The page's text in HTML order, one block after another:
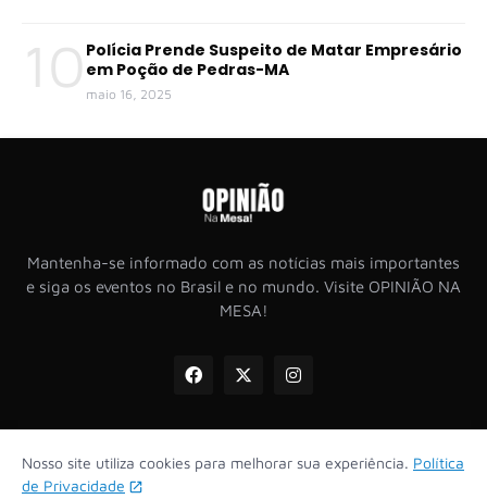
10 Polícia Prende Suspeito de Matar Empresário
em Poção de Pedras-MA
maio 16, 2025
Mantenha-se informado com as notícias mais importantes
e siga os eventos no Brasil e no mundo. Visite OPINIÃO NA
MESA!
Inicio Sobre Política de Privacidade
Termo de Uso
Nosso site utiliza cookies para melhorar sua experiência. Política
de Privacidade